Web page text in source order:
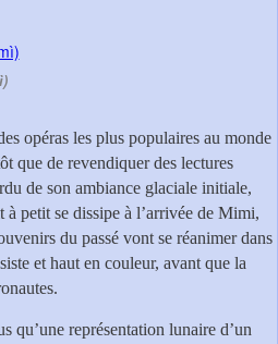
opéras les plus populaires au monde
que de revendiquer des lectures
de son ambiance glaciale initiale,
petit se dissipe à l’arrivée de Mimi,
du passé vont se réanimer dans
et haut en couleur, avant que la
qu’une représentation lunaire d’un